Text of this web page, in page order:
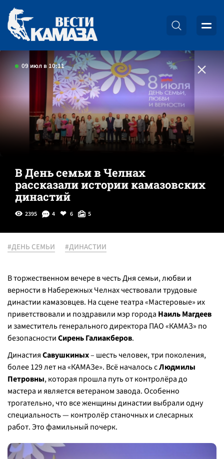
09 июл в 10:11
В День семьи в Челнах
рассказали истории камазовских
династий
2395 4 6 5
#ДЕНЬ СЕМЬИ #ДИНАСТИИ
В торжественном вечере в честь Дня семьи, любви и
верности в Набережных Челнах чествовали трудовые
династии камазовцев. На сцене театра «Мастеровые» их
приветствовали и поздравили мэр города Наиль Магдеев
и заместитель генерального директора ПАО «КАМАЗ» по
безопасностиСирень Галиакберов.
ДинастияСавушкиных– шесть человек, три поколения,
более 129 лет на «КАМАЗе». Всё началось сЛюдмилы
Петровны, которая прошла путь от контролёра до
мастера и является ветераном завода. Особенно
трогательно, что все женщины династии выбрали одну
специальность — контролёр станочных и слесарных
работ. Это фамильный почерк.